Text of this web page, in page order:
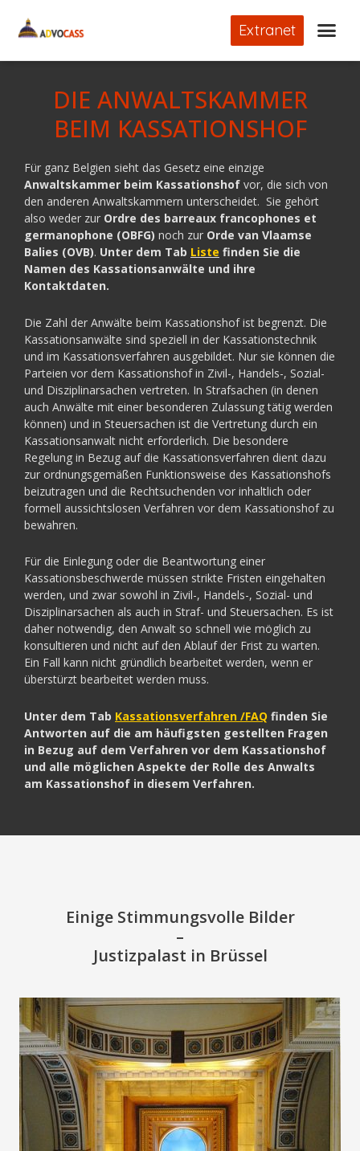
Extranet
DIE ANWALTSKAMMER
BEIM KASSATIONSHOF
Für ganz Belgien sieht das Gesetz eine einzige
Anwaltskammer beim Kassationshof vor, die sich von
den anderen Anwaltskammern unterscheidet. Sie gehört
also weder zur Ordre des barreaux francophones et
germanophone (OBFG) noch zur Orde van Vlaamse
Balies (OVB). Unter dem Tab Liste finden Sie die
Namen des Kassationsanwälte und ihre
Kontaktdaten.
Die Zahl der Anwälte beim Kassationshof ist begrenzt. Die
Kassationsanwälte sind speziell in der Kassationstechnik
und im Kassationsverfahren ausgebildet. Nur sie können die
Parteien vor dem Kassationshof in Zivil-, Handels-, Sozial-
und Disziplinarsachen vertreten. In Strafsachen (in denen
auch Anwälte mit einer besonderen Zulassung tätig werden
können) und in Steuersachen ist die Vertretung durch ein
Kassationsanwalt nicht erforderlich. Die besondere
Regelung in Bezug auf die Kassationsverfahren dient dazu
zur ordnungsgemäßen Funktionsweise des Kassationshofs
beizutragen und die Rechtsuchenden vor inhaltlich oder
formell aussichtslosen Verfahren vor dem Kassationshof zu
bewahren.
Für die Einlegung oder die Beantwortung einer
Kassationsbeschwerde müssen strikte Fristen eingehalten
werden, und zwar sowohl in Zivil-, Handels-, Sozial- und
Disziplinarsachen als auch in Straf- und Steuersachen. Es ist
daher notwendig, den Anwalt so schnell wie möglich zu
konsultieren und nicht auf den Ablauf der Frist zu warten.
Ein Fall kann nicht gründlich bearbeitet werden, wenn er
überstürzt bearbeitet werden muss.
Unter dem Tab Kassationsverfahren /FAQ finden Sie
Antworten auf die am häufigsten gestellten Fragen
in Bezug auf dem Verfahren vor dem Kassationshof
und alle möglichen Aspekte der Rolle des Anwalts
am Kassationshof in diesem Verfahren.
Einige Stimmungsvolle Bilder
–
Justizpalast in Brüssel